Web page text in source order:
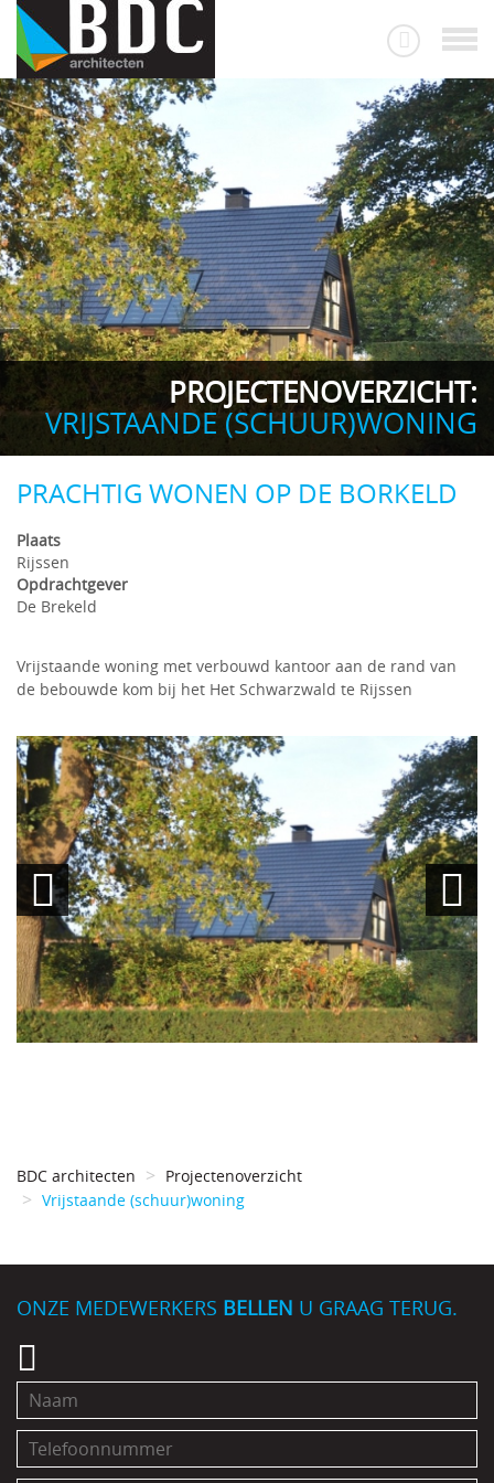
PROJECTENOVERZICHT:
VRIJSTAANDE (SCHUUR)WONING
PRACHTIG WONEN OP DE BORKELD
Plaats
Rijssen
Opdrachtgever
De Brekeld
Vrijstaande woning met verbouwd kantoor aan de rand van
de bebouwde kom bij het Het Schwarzwald te Rijssen
BDC architecten
Projectenoverzicht
Vrijstaande (schuur)woning
ONZE MEDEWERKERS BELLEN U GRAAG TERUG.